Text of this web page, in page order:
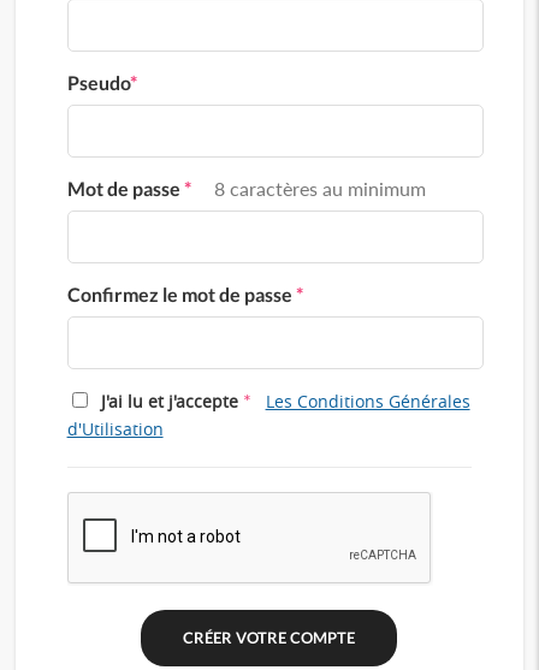
Pseudo*
Mot de passe * 8 caractères au minimum
Confirmez le mot de passe *
J'ai lu et j'accepte *
Les Conditions Générales
d'Utilisation